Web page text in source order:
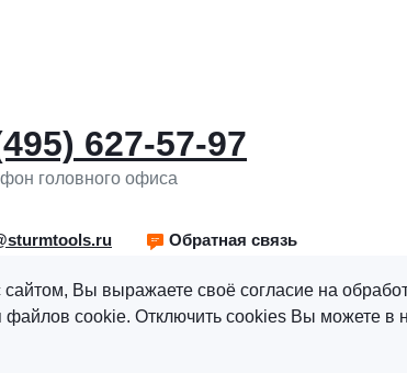
627-57-97
головного офиса
Обратная связь
Вы выражаете своё согласие на
cookie. Отключить cookies Вы можете в